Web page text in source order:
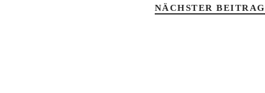
NÄCHSTER BEITRAG